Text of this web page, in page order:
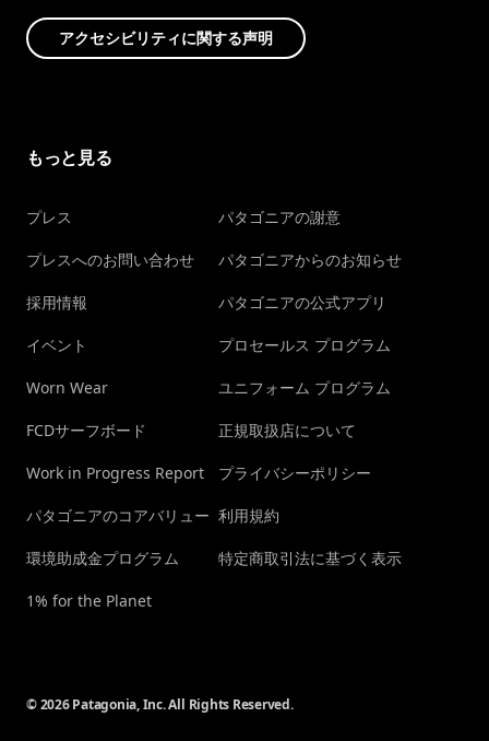
アクセシビリティに関する声明
もっと見る
プレス
プレスへのお問い合わせ
採用情報
イベント
Worn Wear
FCDサーフボード
Work in Progress Report
パタゴニアのコアバリュー
環境助成金プログラム
1% for the Planet
パタゴニアの謝意
パタゴニアからのお知らせ
パタゴニアの公式アプリ
プロセールス プログラム
ユニフォーム プログラム
正規取扱店について
プライバシーポリシー
利用規約
特定商取引法に基づく表示
© 2026 Patagonia, Inc. All Rights Reserved.